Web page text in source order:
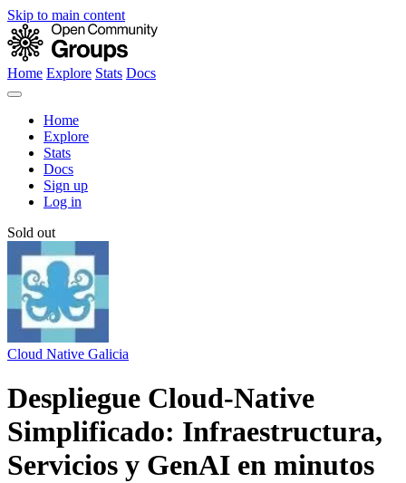
Skip to main content
Home Explore Stats Docs
Home
Explore
Stats
Docs
Sign up
Log in
Sold out
Cloud Native Galicia
Despliegue Cloud-Native
Simplificado: Infraestructura,
Servicios y GenAI en minutos